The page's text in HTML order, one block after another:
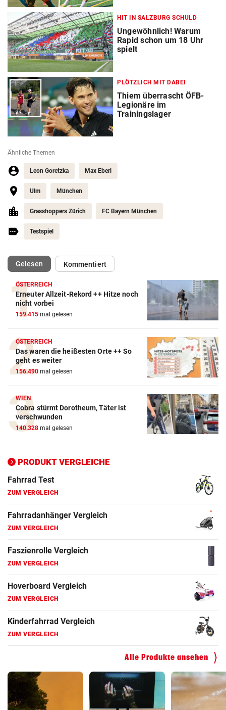
HIT IN SALZBURG SCHULD
Ungewöhnlich! Warum
Rapid schon um 18 Uhr
spielt
PLÖTZLICH MIT DABEI
Thiem überrascht ÖFB-
Legionäre im
Trainingslager
Ähnliche Themen
Leon Goretzka Max Eberl
Ulm München
Grasshoppers Zürich FC Bayern München
Testspiel
Gelesen(ausgewählt)Kommentiert
ÖSTERREICH
Erneuter Allzeit-Rekord ++ Hitze noch
nicht vorbei
159.415 mal gelesen
ÖSTERREICH
Das waren die heißesten Orte ++ So
geht es weiter
156.490 mal gelesen
WIEN
Cobra stürmt Dorotheum, Täter ist
verschwunden
140.328 mal gelesen
PRODUKT VERGLEICHE
Action-Cam Vergleich
ZUM VERGLEICH
Crosstrainer Vergleich
ZUM VERGLEICH
E-Bike Vergleich
ZUM VERGLEICH
Elektro-Scooter Vergleich
ZUM VERGLEICH
ZUM VERGLEICH
Fahrrad Test
ZUM VERGLEICH
Fahrradanhänger Vergleich
ZUM VERGLEICH
Faszienrolle Vergleich
ZUM VERGLEICH
Hoverboard Vergleich
ZUM VERGLEICH
Kinderfahrrad Vergleich
ZUM VERGLEICH
Alle Produkte ansehen